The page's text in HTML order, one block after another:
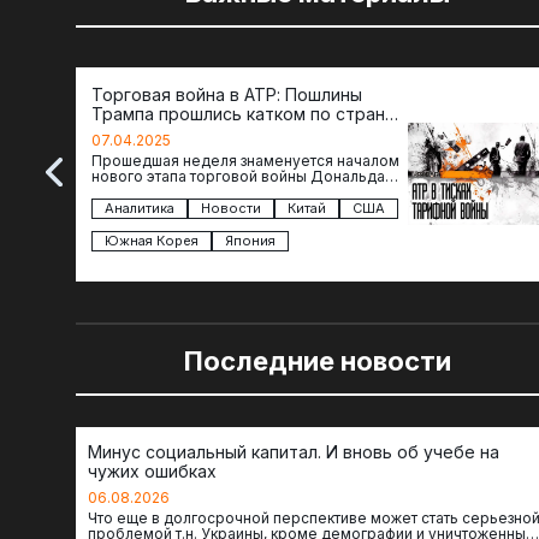
Торговая война в АТР: Пошлины
Трампа прошлись катком по странам
региона
07.04.2025
Прошедшая неделя знаменуется началом
нового этапа торговой войны Дональда
импорта из более 100 стран…
Аналитика Новости Китай
США
Южная Корея
Япония
Последние новости
Минус социальный капитал. И вновь об учебе на
чужих ошибках
06.08.2026
Что еще в долгосрочной перспективе может стать серьезной
проблемой т.н. Украины, кроме демографии и уничтоженных